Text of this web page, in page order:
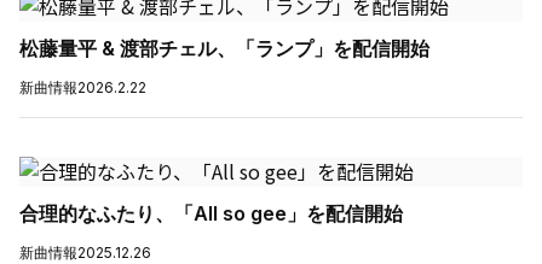
松藤量平 & 渡部チェル、「ランプ」を配信開始
新曲情報2026.2.22
合理的なふたり、「All so gee」を配信開始
新曲情報2025.12.26